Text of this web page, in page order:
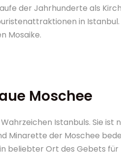
der Jahrhunderte als
in
Mosaike.
Moschee
Istanbuls. Sie
Minarette der Moschee
beliebter Ort des Gebets für